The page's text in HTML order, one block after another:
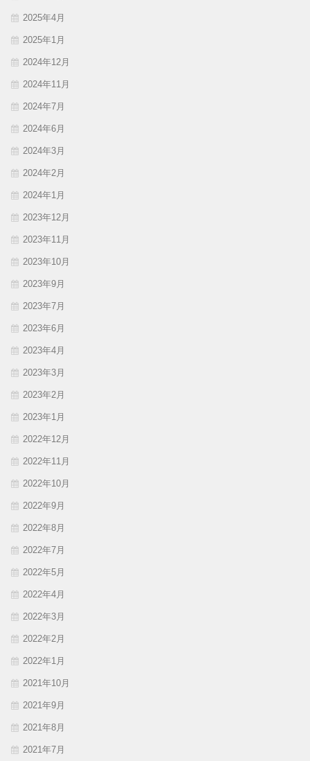
2025年4月
2025年1月
2024年12月
2024年11月
2024年7月
2024年6月
2024年3月
2024年2月
2024年1月
2023年12月
2023年11月
2023年10月
2023年9月
2023年7月
2023年6月
2023年4月
2023年3月
2023年2月
2023年1月
2022年12月
2022年11月
2022年10月
2022年9月
2022年8月
2022年7月
2022年5月
2022年4月
2022年3月
2022年2月
2022年1月
2021年10月
2021年9月
2021年8月
2021年7月